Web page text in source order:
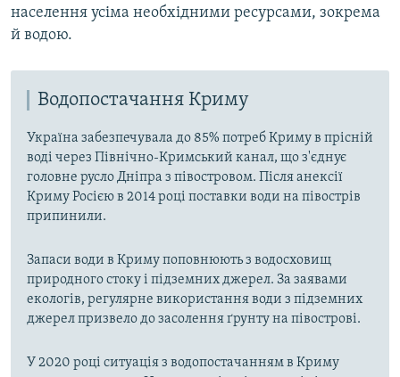
населення усіма необхідними ресурсами, зокрема
й водою.
Водопостачання Криму
Україна забезпечувала до 85% потреб Криму в прісній
воді через Північно-Кримський канал, що з'єднує
головне русло Дніпра з півостровом. Після анексії
Криму Росією в 2014 році поставки води на півострів
припинили.
Запаси води в Криму поповнюють з водосховищ
природного стоку і підземних джерел. За заявами
екологів, регулярне використання води з підземних
джерел призвело до засолення ґрунту на півострові.
У 2020 році ситуація з водопостачанням в Криму